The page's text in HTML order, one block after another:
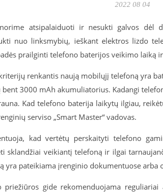
2022 08 04
atsipalaiduoti ir nesukti galvos dėl
nuo linksmybių, ieškant elektros lizdo
prailginti telefono baterijos veikimo laiką
renkantis naują mobilųjį telefoną yra
3000 mAh akumuliatorius. Kadangi
Kad telefono baterija laikytų ilgiau,
serviso „Smart Master“ vadovas.
kad vertėtų perskaityti telefono
sklandžiai veikiantį telefoną ir ilgai
yra pateikiama įrenginio dokumentuose
priežiūros gide rekomenduojama